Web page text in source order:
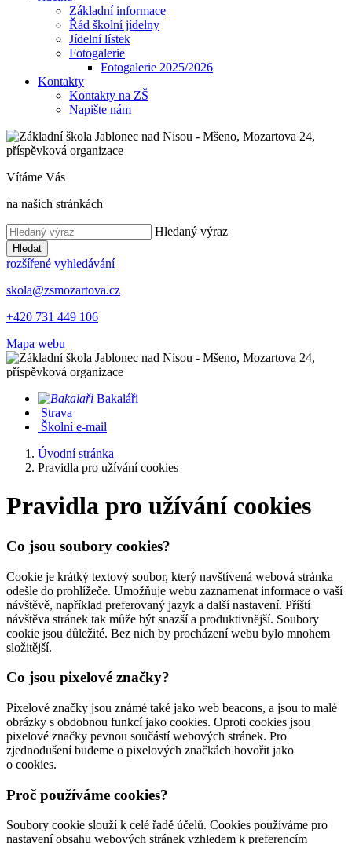
Základní informace
Řád školní jídelny
Jídelní lístek
Fotogalerie
Fotogalerie 2025/2026
Kontakty
Kontakty na ZŠ
Napište nám
Vítáme Vás
na našich stránkách
Hledaný výraz
Hledat
rozšířené vyhledávání
skola@zsmozartova.cz
+420 731 449 106
Mapa webu
Bakaláři
Strava
Školní e-mail
Úvodní stránka
Pravidla pro užívání cookies
Pravidla pro užívání cookies
Co jsou soubory cookies?
Cookie je krátký textový soubor, který navštívená webová stránka
odešle do prohlížeče. Umožňuje webu zaznamenat informace o vaší
návštěvě, například preferovaný jazyk a další nastavení. Příští
návštěva stránek tak může být snazší a produktivnější. Soubory
cookie jsou důležité. Bez nich by procházení webu bylo mnohem
složitější.
Co jsou pixelové značky?
Pixelové značky jsou známé také jako web beacons, a jsou to malé
obrázky s obdobnou funkcí jako cookies. Oproti cookies jsou
pixelové značky pevnou součástí webových stránek. Pro
zjednodušení budeme o pixelových značkách hovořit jako
o cookies.
Proč používáme cookies?
Soubory cookie slouží k celé řadě účelů. Cookies používáme pro
nastavení obsahu webových stránek vzhledem k preferencím